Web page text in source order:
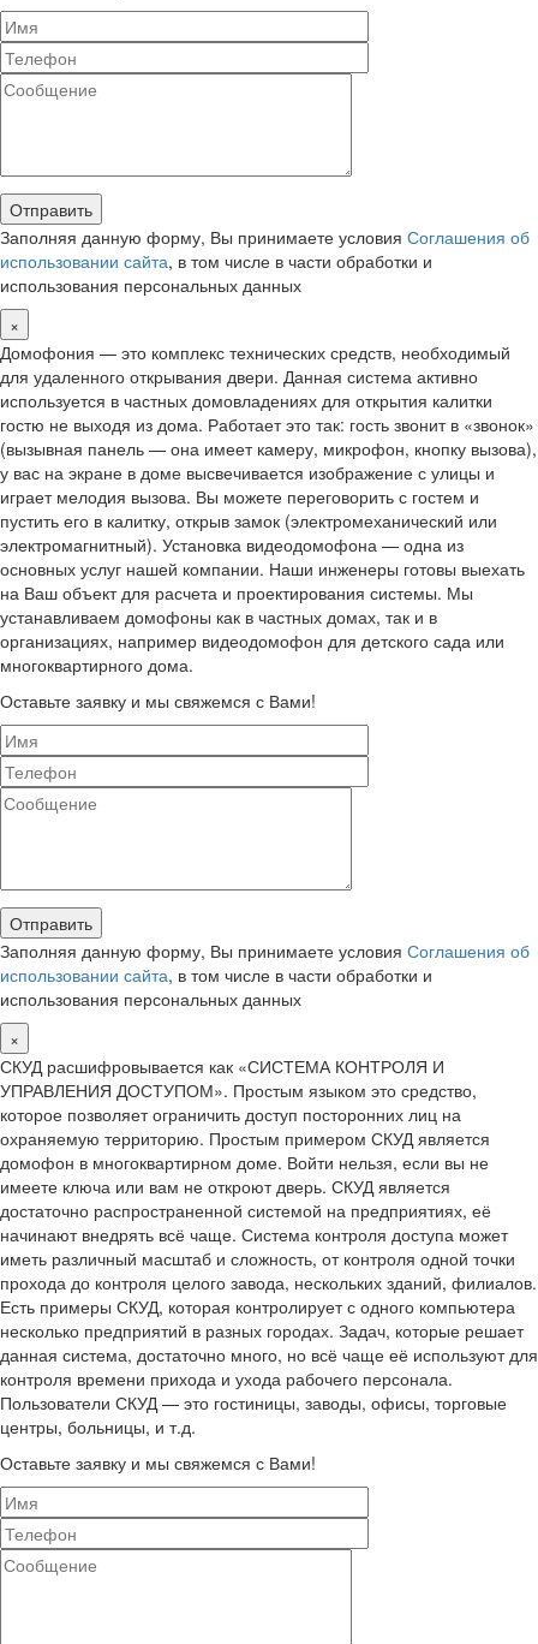
Заполняя данную форму, Вы принимаете условия Соглашения об
использовании сайта, в том числе в части обработки и
использования персональных данных
×
Домофония — это комплекс технических средств, необходимый
для удаленного открывания двери. Данная система активно
используется в частных домовладениях для открытия калитки
гостю не выходя из дома. Работает это так: гость звонит в «звонок»
(вызывная панель — она имеет камеру, микрофон, кнопку вызова),
у вас на экране в доме высвечивается изображение с улицы и
играет мелодия вызова. Вы можете переговорить с гостем и
пустить его в калитку, открыв замок (электромеханический или
электромагнитный). Установка видеодомофона — одна из
основных услуг нашей компании. Наши инженеры готовы выехать
на Ваш объект для расчета и проектирования системы. Мы
устанавливаем домофоны как в частных домах, так и в
организациях, например видеодомофон для детского сада или
многоквартирного дома.
Оставьте заявку и мы свяжемся с Вами!
Заполняя данную форму, Вы принимаете условия Соглашения об
использовании сайта, в том числе в части обработки и
использования персональных данных
×
СКУД расшифровывается как «СИСТЕМА КОНТРОЛЯ И
УПРАВЛЕНИЯ ДОСТУПОМ». Простым языком это средство,
которое позволяет ограничить доступ посторонних лиц на
охраняемую территорию. Простым примером СКУД является
домофон в многоквартирном доме. Войти нельзя, если вы не
имеете ключа или вам не откроют дверь. СКУД является
достаточно распространенной системой на предприятиях, её
начинают внедрять всё чаще. Система контроля доступа может
иметь различный масштаб и сложность, от контроля одной точки
прохода до контроля целого завода, нескольких зданий, филиалов.
Есть примеры СКУД, которая контролирует с одного компьютера
несколько предприятий в разных городах. Задач, которые решает
данная система, достаточно много, но всё чаще её используют для
контроля времени прихода и ухода рабочего персонала.
Пользователи СКУД — это гостиницы, заводы, офисы, торговые
центры, больницы, и т.д.
Оставьте заявку и мы свяжемся с Вами!